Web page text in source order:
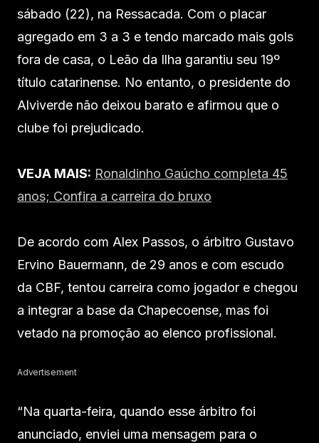
sábado (22), na Ressacada. Com o placar
agregado em 3 a 3 e tendo marcado mais gols
fora de casa, o Leão da Ilha garantiu seu 19º
título catarinense. No entanto, o presidente do
Alviverde não deixou barato e afirmou que o
clube foi prejudicado.
VEJA MAIS: Ronaldinho Gaúcho completa 45
anos; Confira a carreira do bruxo
De acordo com Alex Passos, o árbitro Gustavo
Ervino Bauermann, de 29 anos e com escudo
da CBF, tentou carreira como jogador e chegou
a integrar a base da Chapecoense, mas foi
vetado na promoção ao elenco profissional.
Advertisement
“Na quarta-feira, quando esse árbitro foi
anunciado, enviei uma mensagem para o